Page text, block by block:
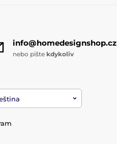
info@homedesignshop.cz
nebo pište kdykoliv